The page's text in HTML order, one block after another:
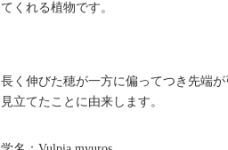
てくれる植物です。
長く伸びた穂が一方に偏ってつき先端
見立てたことに由来します。